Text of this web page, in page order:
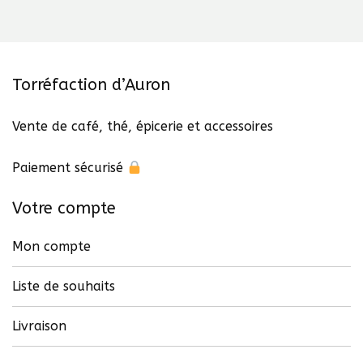
Torréfaction d’Auron
Vente de café, thé, épicerie et accessoires
Paiement sécurisé
Votre compte
Mon compte
Liste de souhaits
Livraison